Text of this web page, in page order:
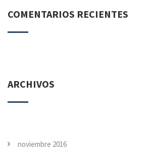
COMENTARIOS RECIENTES
ARCHIVOS
noviembre 2016